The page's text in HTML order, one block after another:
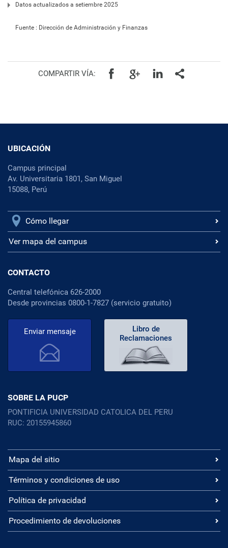
Datos actualizados a setiembre 2025
Fuente : Dirección de Administración y Finanzas
COMPARTIR VÍA:
UBICACIÓN
Campus principal
Av. Universitaria 1801, San Miguel
15088, Perú
Cómo llegar
Ver mapa del campus
CONTACTO
Central telefónica 626-2000
Desde provincias 0800-1-7827 (servicio gratuito)
Enviar mensaje
Libro de
Reclamaciones
SOBRE LA PUCP
PONTIFICIA UNIVERSIDAD CATOLICA DEL PERU
RUC: 20155945860
Mapa del sitio
Términos y condiciones de uso
Política de privacidad
Procedimiento de devoluciones